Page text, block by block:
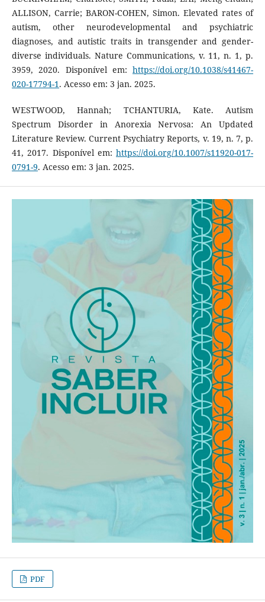
ALLISON, Carrie; BARON-COHEN, Simon. Elevated rates of
autism, other neurodevelopmental and psychiatric
diagnoses, and autistic traits in transgender and gender-
diverse individuals. Nature Communications, v. 11, n. 1, p.
3959, 2020. Disponível em:https://doi.org/10.1038/s41467-
020-17794-1. Acesso em: 3 jan. 2025.
WESTWOOD, Hannah; TCHANTURIA, Kate. Autism
Spectrum Disorder in Anorexia Nervosa: An Updated
Literature Review. Current Psychiatry Reports, v. 19, n. 7, p.
41, 2017. Disponível em:https://doi.org/10.1007/s11920-017-
0791-9. Acesso em: 3 jan. 2025.
PDF